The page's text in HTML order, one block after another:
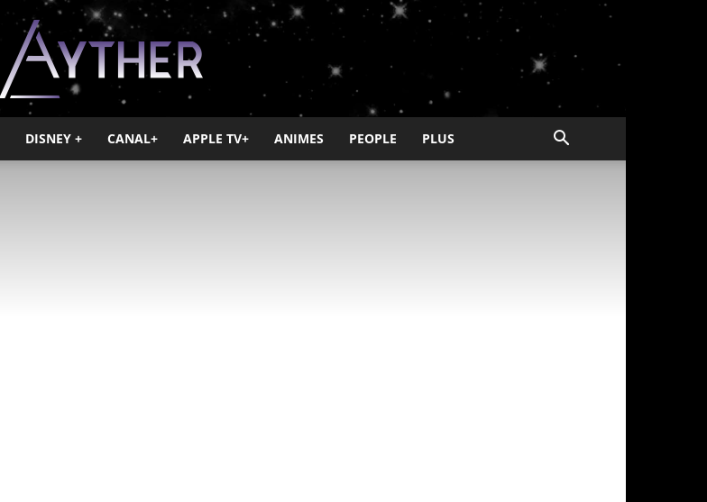
Ayther
DISNEY + CANAL+ APPLE TV+ ANIMES PEOPLE PLUS